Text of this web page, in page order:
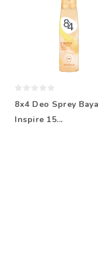
8x4 Deo Sprey
Inspire 15...